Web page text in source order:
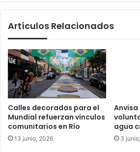
Artículos Relacionados
Calles decoradas para el
Mundial refuerzan vínculos
comunitarios en Río
13 junio, 2026
agua
3